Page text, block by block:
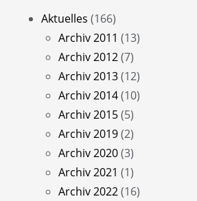
Aktuelles (166)
Archiv 2011 (13)
Archiv 2012(7)
Archiv 2013(12)
Archiv 2014(10)
Archiv 2015(5)
Archiv 2019(2)
Archiv 2020(3)
Archiv 2021 (1)
Archiv 2022(16)